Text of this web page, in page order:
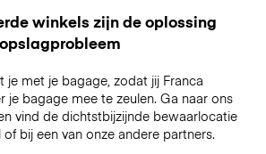
winkels zijn de oplossing
je met je bagage, zodat jij Franca
je bagage mee te zeulen. Ga naar ons
vind de dichtstbijzijnde bewaarlocatie
bij een van onze andere partners.